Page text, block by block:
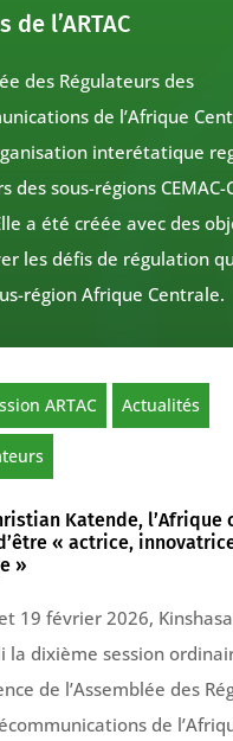
de l’ARTAC
des Régulateurs des
de l’Afrique
interétatique
des sous-régions CEMAC-
a été créée avec des
les défis de régulation
région Afrique Centrale.
ARTAC Actualités
Katende, l’Afrique
« actrice,
»
19 février 2026,
la dixième session
de l’Assemblée des
de